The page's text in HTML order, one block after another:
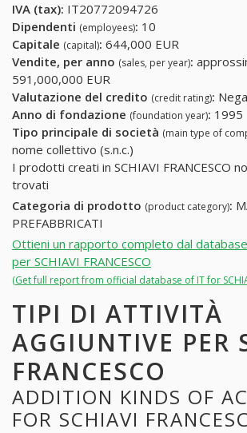
IVA (tax): IT20772094726
Dipendenti (employees): 10
Capitale (capital): 644,000 EUR
Vendite, per anno (sales, per year):
591,000,000 EUR
Valutazione del credito (credit rating):
Anno di fondazione (foundation year): 1995
Tipo principale di società (main type of
nome collettivo (s.n.c.)
I prodotti creati in SCHIAVI FRANCESCO
trovati
Categoria di prodotto (product category):
PREFABBRICATI
Ottieni un rapporto completo dal
per SCHIAVI FRANCESCO
(Get full report from official database of IT for
TIPI DI ATTIVITÀ
AGGIUNTIVE PER
FRANCESCO
ADDITION KINDS OF
FOR SCHIAVI